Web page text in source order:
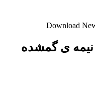
Download
نیمه ی گمشده